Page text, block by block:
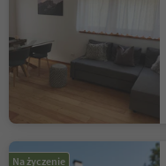
Na życzenie